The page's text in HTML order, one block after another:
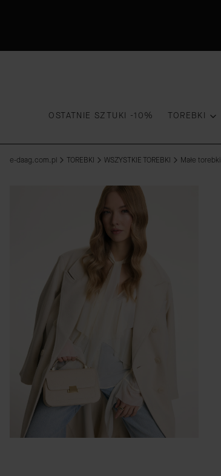
OSTATNIE SZTUKI -10% TOREBKI
e-daag.com.pl TOREBKI WSZYSTKIE TOREBKI Małe torebki